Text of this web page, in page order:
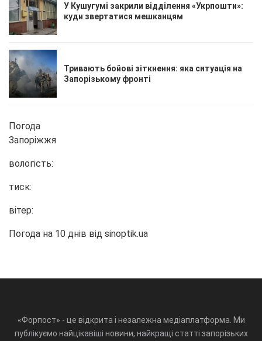
У Кушугумі закрили відділення «Укрпошти»:
куди звертатися мешканцям
Тривають бойові зіткнення: яка ситуація на
Запорізькому фронті
Погода
Запоріжжя
вологість:
тиск:
вітер:
Погода на 10 днів від sinoptik.ua
«Форпост» - це відкрита і незалежна медіаплатформа. Ми
публікуємо найцікавіші новини, найкращі статті запорізьких